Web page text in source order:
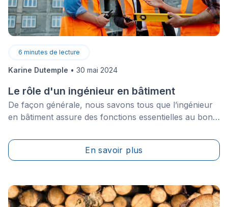
6 minutes de lecture
Karine Dutemple • 30 mai 2024
Le rôle d'un ingénieur en bâtiment
De façon générale, nous savons tous que l’ingénieur
en bâtiment assure des fonctions essentielles au bon
la portée de son rôle est beaucoup plus large et
prouve sa capacité à intervenir à toutes les étapes
En savoir plus